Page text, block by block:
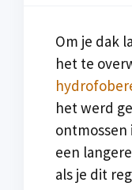
Om je dak
het te
het werd
ontmossen
een
als je dit